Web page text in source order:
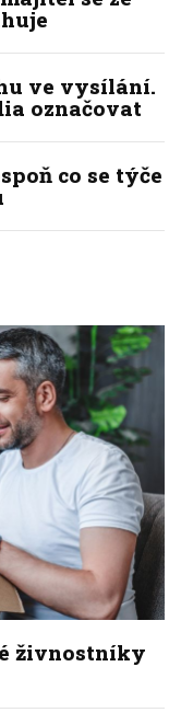
ve vysílání.
označovat
co se týče
živnostníky